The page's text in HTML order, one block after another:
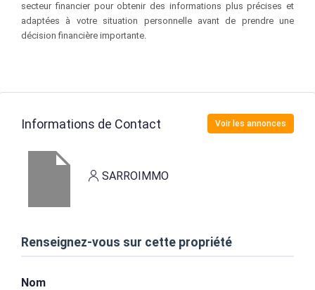
secteur financier pour obtenir des informations plus précises et
adaptées à votre situation personnelle avant de prendre une
décision financière importante.
Informations de Contact Voir les annonces
SARROIMMO
Renseignez-vous sur cette propriété
Nom